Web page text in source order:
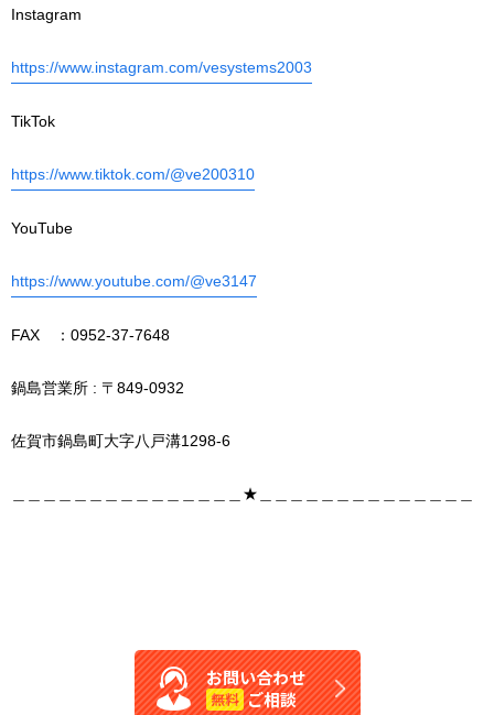
Instagram
https://www.instagram.com/vesystems2003
TikTok
https://www.tiktok.com/@ve200310
YouTube
https://www.youtube.com/@ve3147
FAX ：0952-37-7648
鍋島営業所 : 〒849-0932
佐賀市鍋島町大字八戸溝1298-6
＿＿＿＿＿＿＿＿＿＿＿＿＿＿＿★＿＿＿＿＿＿＿＿＿＿＿＿＿＿
お問い合わせ
無料 ご相談